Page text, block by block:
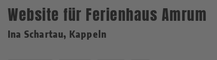
Website für Ferienhaus Amrum
Ina Schartau, Kappeln